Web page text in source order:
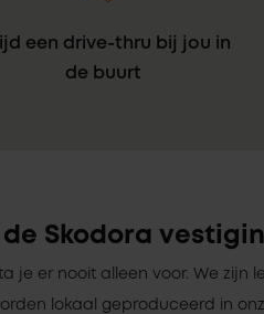
een drive-thru bij jou in
de buurt
Skodora
je er nooit alleen voor. We zijn
lokaal geproduceerd in